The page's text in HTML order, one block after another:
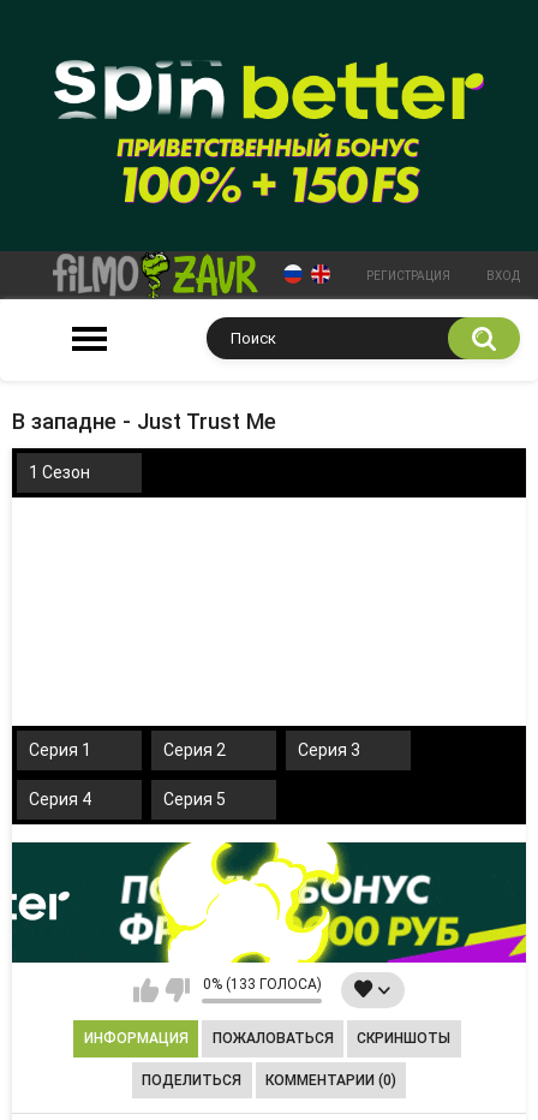
РЕГИСТРАЦИЯ ВХОД
В западне - Just Trust Me
1 Сезон
Серия 1 Серия 2 Серия 3
Серия 4 Серия 5
0% (133 ГОЛОСА)
ИНФОРМАЦИЯ ПОЖАЛОВАТЬСЯ СКРИНШОТЫ
ПОДЕЛИТЬСЯ КОММЕНТАРИИ (0)